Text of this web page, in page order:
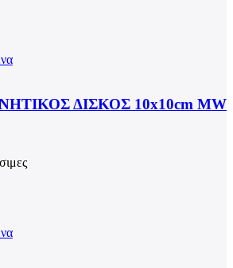
ΔΙΣΚΟΣ 10x10cm MW